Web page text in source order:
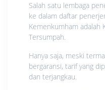
Salah satu lembaga
ke dalam daftar
Kemenkumham adalah
Tersumpah.
Hanya saja, meski
bergaransi, tarif yang
dan terjangkau.